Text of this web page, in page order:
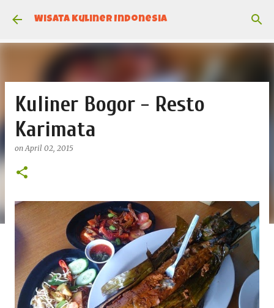
Skip to main content
Wisata Kuliner Indonesia
Kuliner Bogor - Resto
Karimata
onApril 02, 2015